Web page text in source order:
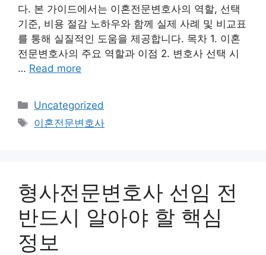
다. 본 가이드에서는 이혼전문변호사의 역할, 선택
기준, 비용 절감 노하우와 함께 실제 사례 및 비교표
를 통해 실질적인 도움을 제공합니다. 목차 1. 이혼
전문변호사의 주요 역할과 이점 2. 변호사 선택 시
… Read more
Categories
Uncategorized
Tags
이혼전문변호사
형사전문변호사 선임 전
반드시 알아야 할 핵심
정보